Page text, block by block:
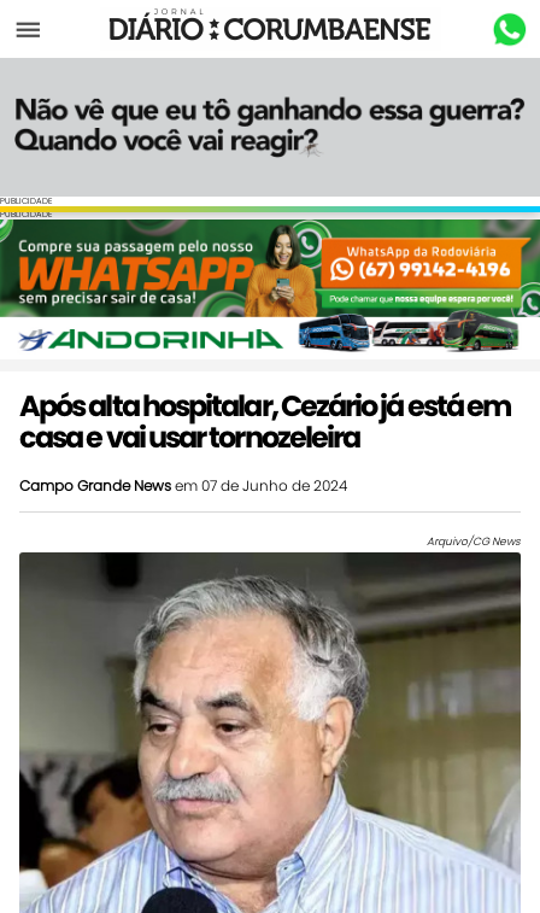
Menu
PUBLICIDADE
PUBLICIDADE
Após alta hospitalar, Cezário já está em
casa e vai usar tornozeleira
Campo Grande Newsem 07 de Junho de 2024
Arquivo/CG News